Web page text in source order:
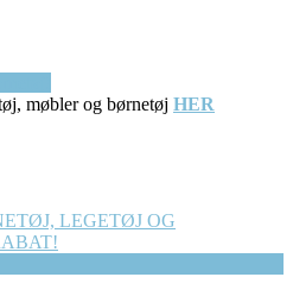
møbler og børnetøj HER